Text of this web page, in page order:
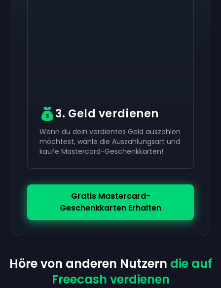
3. Geld verdienen
Wenn du dein verdientes Geld auszahlen
möchtest, wähle die Auszahlungsart und
kaufe Mastercard-Geschenkkarten!
Gratis Mastercard-
Geschenkkarten Erhalten
Höre von anderen Nutzern die auf
Freecash verdienen